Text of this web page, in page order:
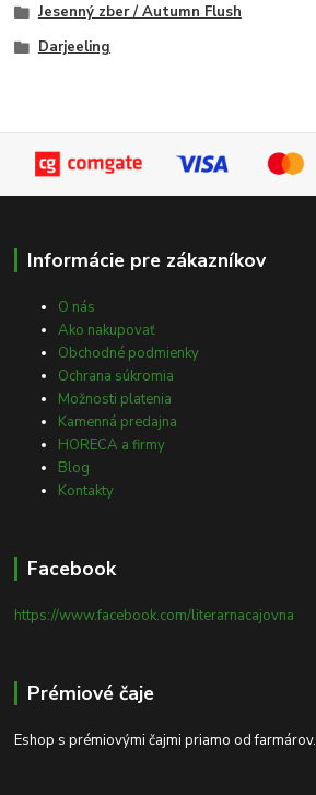
Jesenný zber / Autumn Flush
Darjeeling
Informácie pre zákazníkov
O nás
Ako nakupovať
Obchodné podmienky
Ochrana súkromia
Možnosti platenia
Kamenná predajna
HORECA a firmy
Blog
Kontakty
Facebook
https://www.facebook.com/literarnacajovna
Prémiové čaje
Eshop s prémiovými čajmi priamo od farmárov.